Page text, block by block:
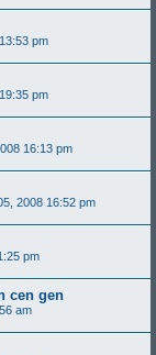
pm
pm
16:13 pm
2008 16:52 pm
pm
cen gen
am